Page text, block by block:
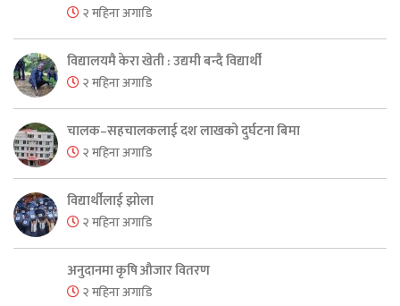
२ महिना अगाडि
विद्यालयमै केरा खेती : उद्यमी बन्दै विद्यार्थी
२ महिना अगाडि
चालक–सहचालकलाई दश लाखको दुर्घटना बिमा
२ महिना अगाडि
विद्यार्थीलाई झोला
२ महिना अगाडि
अनुदानमा कृषि औजार वितरण
२ महिना अगाडि